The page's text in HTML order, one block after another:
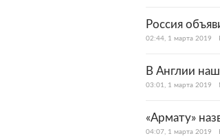
Россия
02:44, 1 марта 2019
В Англии
03:01, 1 марта 2019
«Армату»
04:07, 1 марта 2019